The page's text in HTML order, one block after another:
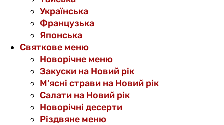
Українська
Французька
Японська
Святкове меню
Новорічне меню
Закуски на Новий рік
М’ясні страви на Новий рік
Салати на Новий рік
Новорічні десерти
Різдвяне меню